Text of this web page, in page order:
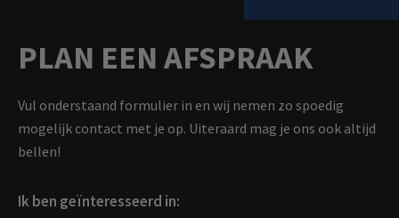
PLAN EEN AFSPRAAK
Vul onderstaand formulier in en wij nemen zo spoedig
mogelijk contact met je op. Uiteraard mag je ons ook altijd
bellen!
Ik ben geïnteresseerd in: